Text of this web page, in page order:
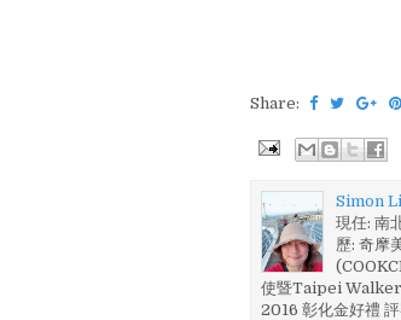
Share:
Simon
現任: 南
歷: 奇摩
使暨Taipei Walker
2016 彰化金好禮